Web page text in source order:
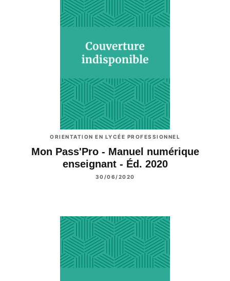
ORIENTATION EN LYCÉE PROFESSIONNEL
Mon Pass'Pro - Manuel numérique
enseignant - Éd. 2020
30/06/2020